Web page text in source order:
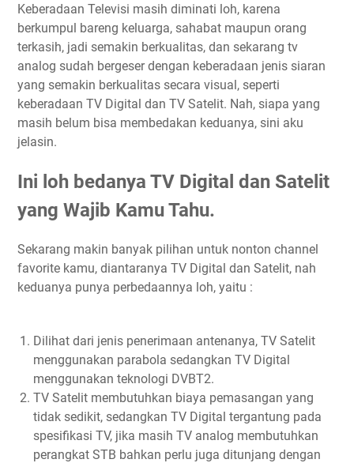
Keberadaan Televisi masih diminati loh, karena
berkumpul bareng keluarga, sahabat maupun orang
terkasih, jadi semakin berkualitas, dan sekarang tv
analog sudah bergeser dengan keberadaan jenis siaran
yang semakin berkualitas secara visual, seperti
keberadaan TV Digital dan TV Satelit. Nah, siapa yang
masih belum bisa membedakan keduanya, sini aku
jelasin.
Ini loh bedanya TV Digital dan Satelit
yang Wajib Kamu Tahu.
Sekarang makin banyak pilihan untuk nonton channel
favorite kamu, diantaranya TV Digital dan Satelit, nah
keduanya punya perbedaannya loh, yaitu :
Dilihat dari jenis penerimaan antenanya, TV Satelit
menggunakan parabola sedangkan TV Digital
menggunakan teknologi DVBT2.
TV Satelit membutuhkan biaya pemasangan yang
tidak sedikit, sedangkan TV Digital tergantung pada
spesifikasi TV, jika masih TV analog membutuhkan
perangkat STB bahkan perlu juga ditunjang dengan